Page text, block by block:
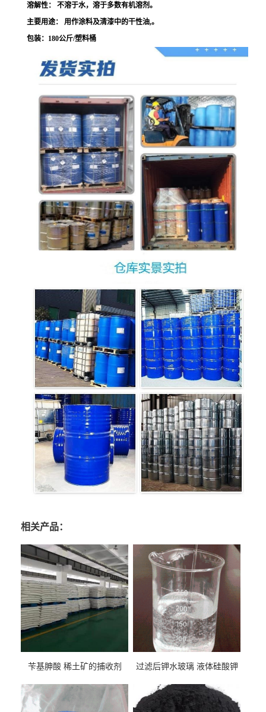
溶解性： 不溶于水，溶于多数有机溶剂。
主要用途： 用作涂料及清漆中的干性油,。
包装：180公斤/塑料桶
相关产品：
苄基胂酸 稀土矿的捕收剂 过滤后钾水玻璃 液体硅酸钾